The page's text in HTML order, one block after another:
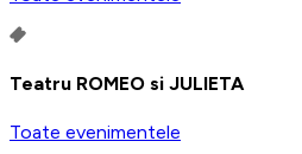
Teatru ROMEO si JULIETA
Toate evenimentele